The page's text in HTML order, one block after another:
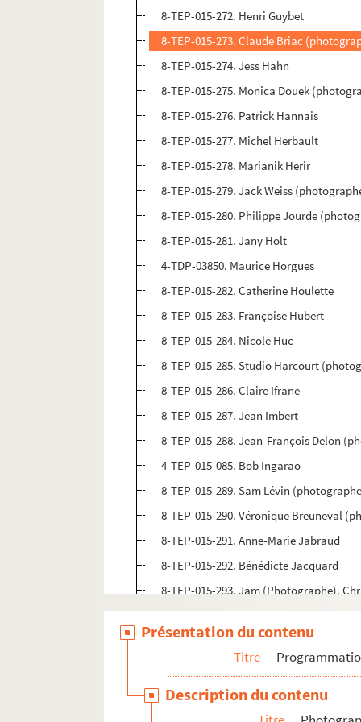
8-TEP-015-272. Henri Guybet
8-TEP-015-273. Claude Briac
8-TEP-015-274. Jess Hahn
8-TEP-015-275. Monica Douek
8-TEP-015-276. Patrick Hannais
8-TEP-015-277. Michel Herbault
8-TEP-015-278. Marianik Herir
8-TEP-015-279. Jack Weiss
8-TEP-015-280. Philippe Jourde
8-TEP-015-281. Jany Holt
4-TDP-03850. Maurice Horgues
8-TEP-015-282. Catherine Houlette
8-TEP-015-283. Françoise Hubert
8-TEP-015-284. Nicole Huc
8-TEP-015-285. Studio Harcourt
8-TEP-015-286. Claire Ifrane
8-TEP-015-287. Jean Imbert
8-TEP-015-288. Jean-François Delon
4-TEP-015-085. Bob Ingarao
8-TEP-015-289. Sam Lévin
8-TEP-015-290. Véronique Breuneval
8-TEP-015-291. Anne-Marie Jabraud
8-TEP-015-292. Bénédicte Jacquard
8-TEP-015-293. Jam (Photographe).
8-TEP-015-294. Corinne Jahier
8-TEP-015-295. Studio Vallois
8-TEP-015-296. Jacques Bourguignon
8-TEP-015-297. Marée-Breyer
8-TEP-015-298. Daniel de Schepper
Présentation du contenu
Titre
Description du contenu